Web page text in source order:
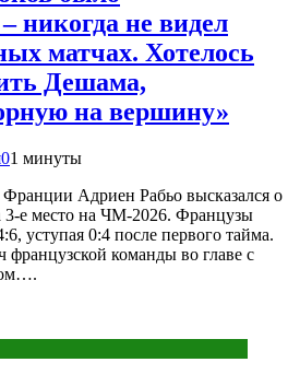
никогда не видел
матчах. Хотелось
Дешама,
на вершину»
01 минуты
Адриен Рабьо высказался о
3-е место на ЧМ-2026. Французы
уступая 0:4 после первого тайма.
команды во главе с